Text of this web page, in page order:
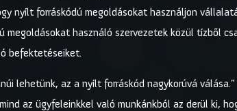
nyílt forráskódú megoldásokat használjon
megoldásokat használó szervezetek közül tízből
befektetéseiket.
lehetünk, az a nyílt forráskód nagykorúvá
az ügyfeleinkkel való munkánkból az derül ki,